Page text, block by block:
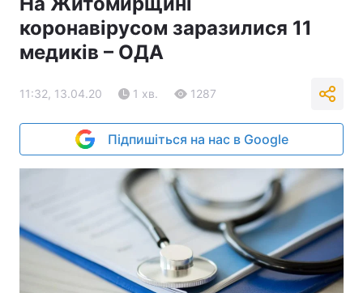
коронавірусом заразилися 11
медиків – ОДА
11:32, 13.04.20 1 хв. 1287
Підпишіться на нас в Google